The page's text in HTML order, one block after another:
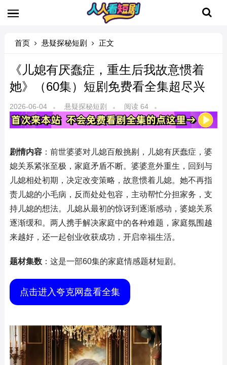
首页 悬疑探秘短剧 正文
《儿媳有厌蠢症，重生后我故意惯着
她》（60集）短剧免费看全集超尽兴
2026-06-04 悬疑探秘短剧 阅读 64
剧情内容：前世婆婆对儿媳百般挑剔，儿媳有厌蠢症，婆
媳关系紧张至极，家庭矛盾不断。婆婆意外重生，回到与
儿媳相处初期，决定改变策略，故意惯着儿媳。她不再指
责儿媳的小毛病，反而处处包容，主动帮忙分担家务，支
持儿媳的想法。儿媳从最初的惊讶到逐渐感动，婆媳关系
逐渐缓和。两人携手解决家庭中的各种难题，家庭氛围越
来越好，还一起创业收获成功，开启幸福生活。
题材集数：这是一部60集的家庭情感题材短剧。
点击进入夸克网盘看全集